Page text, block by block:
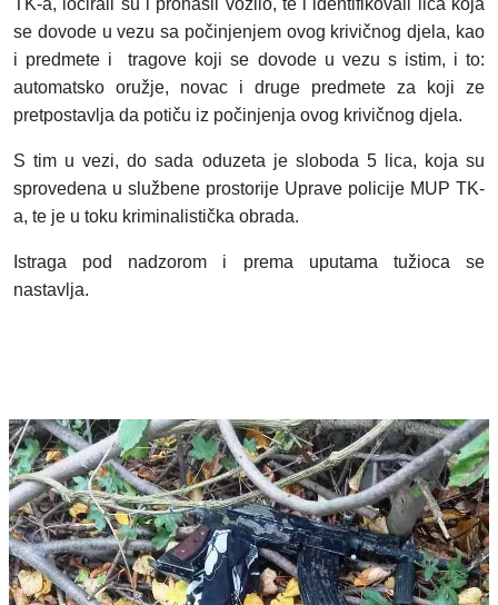
TK-a, locirali su i pronašli vozilo, te i identifikovali lica koja
se dovode u vezu sa počinjenjem ovog krivičnog djela, kao
i predmete i tragove koji se dovode u vezu s istim, i to:
automatsko oružje, novac i druge predmete za koji ze
pretpostavlja da potiču iz počinjenja ovog krivičnog djela.
S tim u vezi, do sada oduzeta je sloboda 5 l ica, koja su
sprovedena u službene prostorije Uprave policije MUP TK-
a, te je u toku kriminalistička obrada.
Istraga pod nadzorom i prema uputama tužioca se
nastavlja.